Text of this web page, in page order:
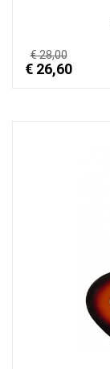
€ 28,00
€ 26,60